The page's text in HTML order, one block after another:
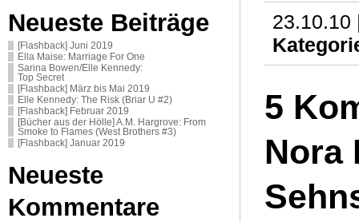
Neueste Beiträge
[Flashback] Juni 2019
Ella Maise: Marriage For One
Sarina Bowen/Elle Kennedy:
Top Secret
[Flashback] März bis Mai 2019
Elle Kennedy: The Risk (Briar U #2)
[Flashback] Februar 2019
[Bücher aus der Hölle] A.M. Hargrove: From
Smoke to Flames (West Brothers #3)
[Flashback] Januar 2019
Neueste
Kommentare
5
Nora